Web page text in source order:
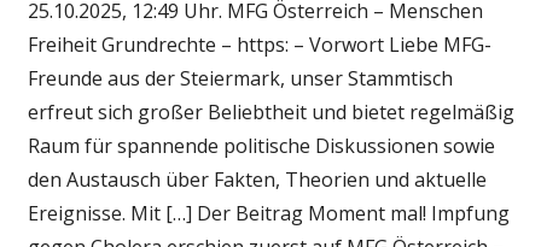
25.10.2025, 12:49 Uhr. MFG Österreich – Menschen
Freiheit Grundrechte – https: – Vorwort Liebe MFG-
Freunde aus der Steiermark, unser Stammtisch
erfreut sich großer Beliebtheit und bietet regelmäßig
Raum für spannende politische Diskussionen sowie
den Austausch über Fakten, Theorien und aktuelle
Ereignisse. Mit […] Der Beitrag Moment mal! Impfung